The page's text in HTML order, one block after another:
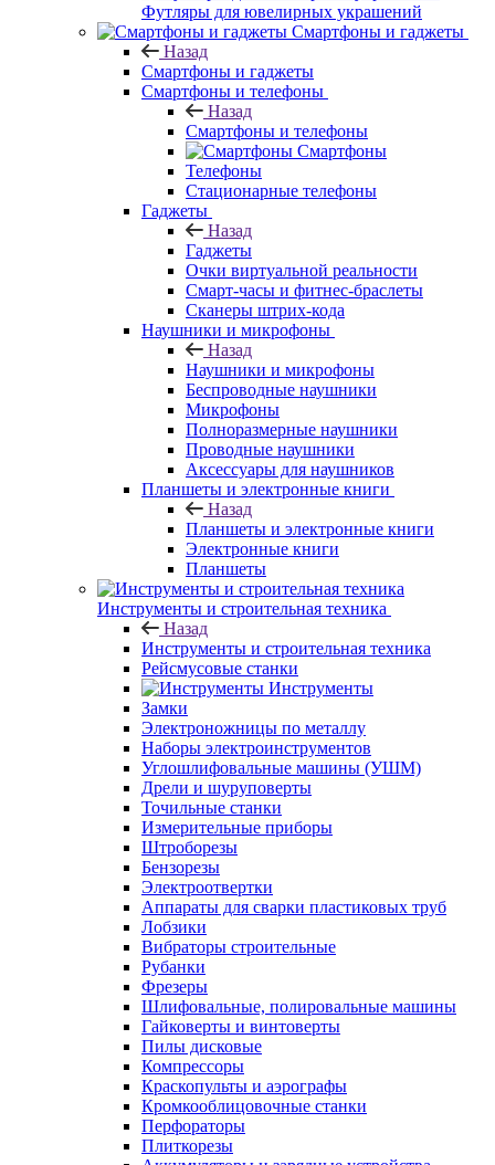
Футляры для ювелирных украшений
Смартфоны и гаджеты
Назад
Смартфоны и гаджеты
Смартфоны и телефоны
Назад
Смартфоны и телефоны
Смартфоны
Телефоны
Стационарные телефоны
Гаджеты
Назад
Гаджеты
Очки виртуальной реальности
Смарт-часы и фитнес-браслеты
Сканеры штрих-кода
Наушники и микрофоны
Назад
Наушники и микрофоны
Беспроводные наушники
Микрофоны
Полноразмерные наушники
Проводные наушники
Аксессуары для наушников
Планшеты и электронные книги
Назад
Планшеты и электронные книги
Электронные книги
Планшеты
Инструменты и строительная техника
Назад
Инструменты и строительная техника
Рейсмусовые станки
Инструменты
Замки
Электроножницы по металлу
Наборы электроинструментов
Углошлифовальные машины (УШМ)
Дрели и шуруповерты
Точильные станки
Измерительные приборы
Штроборезы
Бензорезы
Электроотвертки
Аппараты для сварки пластиковых труб
Лобзики
Вибраторы строительные
Рубанки
Фрезеры
Шлифовальные, полировальные машины
Гайковерты и винтоверты
Пилы дисковые
Компрессоры
Краскопульты и аэрографы
Кромкооблицовочные станки
Перфораторы
Плиткорезы